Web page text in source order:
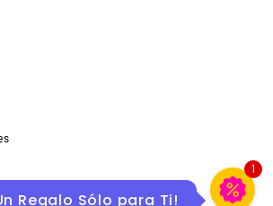
en MERCADOLIBRE
Regalo Sólo para Ti!
1